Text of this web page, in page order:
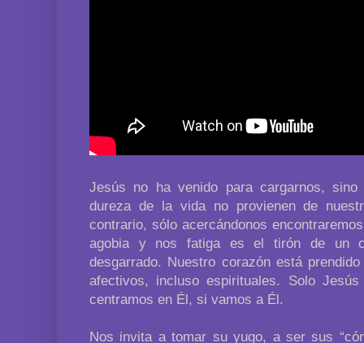
Jesús no ha venido para cargarnos,
dureza de la vida no provienen de
contrario, sólo acercándonos
agobia y nos fatiga es el tirón de un
desgarrado. Nuestro corazón está
afectivos, incluso espirituales. Solo
centramos en Él, si vamos a Él.
Nos invita a tomar su yugo, a ser sus